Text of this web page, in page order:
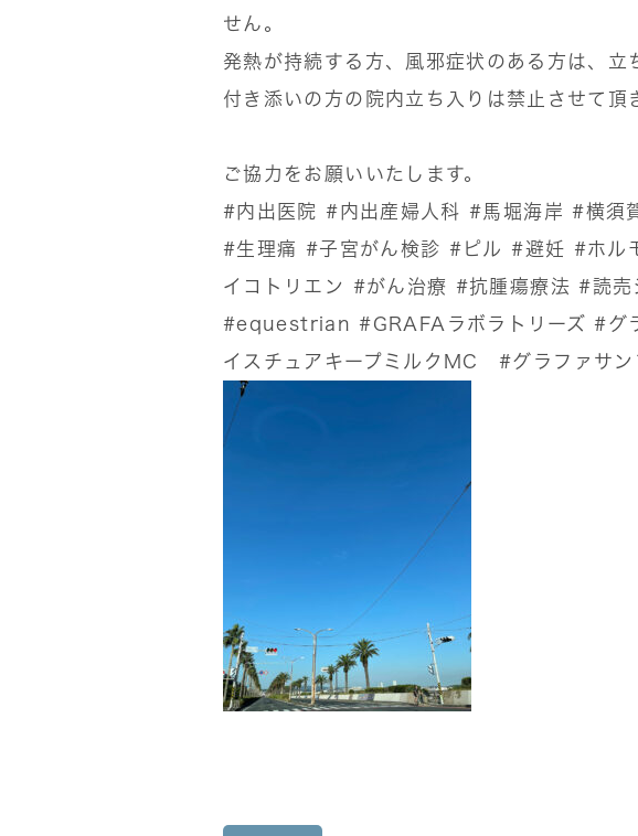
せん。
発熱が持続する方、風邪症状のある方は、立
付き添いの方の院内立ち入りは禁止させて頂
ご協力をお願いいたします。
#内出医院
#内出産婦人科 #馬堀海岸 #横須
#生理痛
#子宮がん検診 #ピル #避妊 #ホル
イコトリエン
#がん治療 #抗腫瘍療法 #読売
#equestrian #GRAFAラボラトリーズ #グ
イスチュアキープミルクMC
#グラファサ